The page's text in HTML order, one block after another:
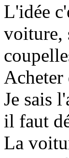
L'idée
voiture,
Acheter
Je sais
il faut
La